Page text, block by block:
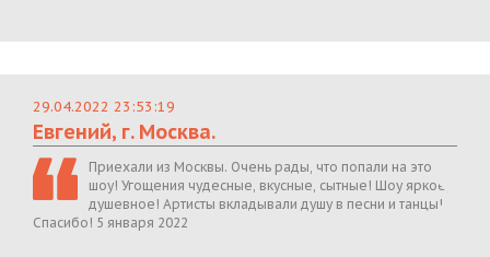
29.04.2022 23:53:19
Евгений, г. Москва.
Приехали из Москвы. Очень рады, что попали на это
шоу! Угощения чудесные, вкусные, сытные! Шоу яркое,
душевное! Артисты вкладывали душу в песни и танцы!
Спасибо! 5 января 2022